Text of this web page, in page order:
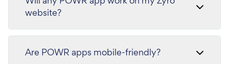
website?
Are POWR apps mobile-friendly?